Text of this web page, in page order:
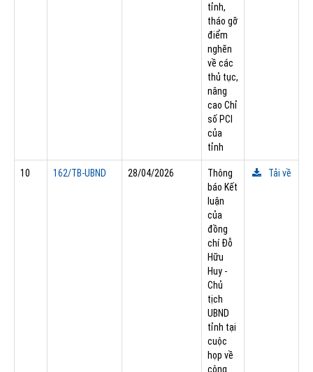
tỉnh,
tháo gỡ
điểm
nghẽn
về các
thủ tục,
nâng
cao Chỉ
số PCI
của
tỉnh
10 162/TB-UBND 28/04/2026
Thông
báo Kết
luận
của
đồng
chí Đỗ
Hữu
Huy -
Chủ
tịch
UBND
tỉnh tại
cuộc
họp về
công
Tải về